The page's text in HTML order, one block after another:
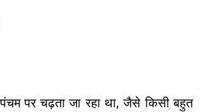
पर चढ़ता जा रहा था, जैसे किसी बहुत